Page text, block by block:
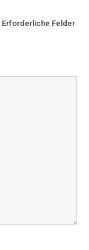
Erforderliche Felder